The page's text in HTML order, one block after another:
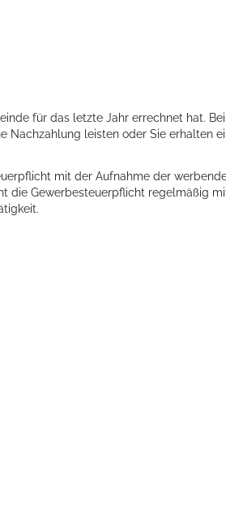
die pure Entspannung auf der
für das letzte Jahr errechnet hat. Bei
Nachzahlung leisten oder Sie erhalten
mit der Aufnahme der
die Gewerbesteuerpflicht regelmäßig